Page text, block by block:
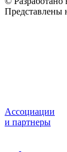
Представлены
Ассоциации
и партнеры